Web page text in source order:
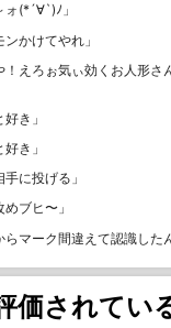
ォ(*´∀`)ﾉ 」
ンかけてやれ 」
！えろぉ気ぃ効くお人形さ
好き 」
好き 」
手に投げる 」
めブヒ〜 」
らマーク間違えて認識した
価されてい